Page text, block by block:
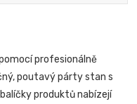
profesionálně
poutavý párty stan s
produktů nabízejí